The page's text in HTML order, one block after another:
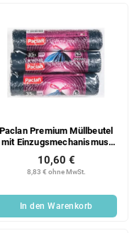
Paclan Premium Müllbeutel
mit Einzugsmechanismus,
8,83 € ohne MwSt.
10,60 €
In den Warenkorb